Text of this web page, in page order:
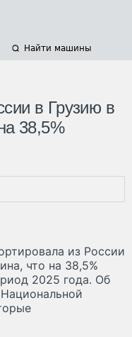
Найти машины
в Грузию в
38,5%
из России
что на 38,5%
2025 года. Об